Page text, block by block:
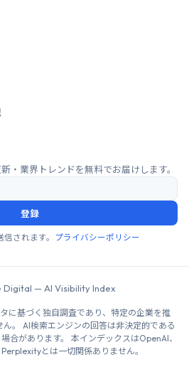
・業界トレンドを無料でお届けします。
登録
されます。 プライバシーポリシー
Digital — AI Visibility Index
に基づく独自調査であり、特定の企業を推
。 AI検索エンジンの回答は非決定的である
合があります。 本インデックスはOpenAI、
とは一切関係ありません。